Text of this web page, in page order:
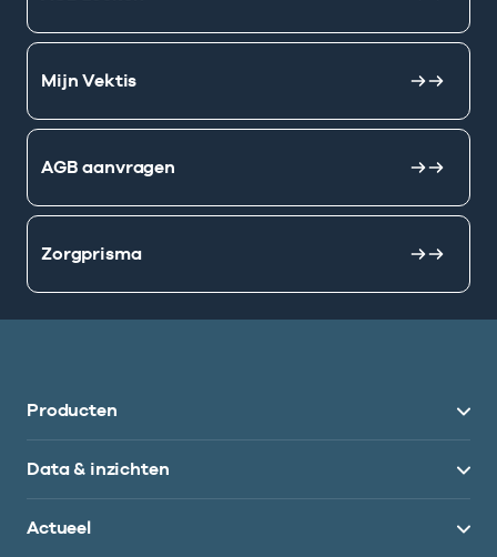
Mijn Vektis
AGB aanvragen
Zorgprisma
Producten
Data & inzichten
Actueel